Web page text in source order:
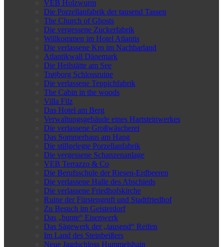
VEB Holzwurm
Die Porzellanfabrik der tausend Tassen
The Church of Ghosts
Die vergessene Zuckerfabrik
Willkommen im Hotel Atlantis
Die verlassene Kro im Nachbarland
Atlantikwall Dänemark
Die Heilstätte am See
Trøjborg Schlossruine
Die verlassene Teppichfabrik
The Cabin in the woods
Villa Filz
Das Hotel am Berg
Verwaltungsgebäude eines Hartsteinwerkes
Die verlassene Großwäscherei
Das Sommerhaus am Hang
Die stillgelegte Porzellanfabrik
Die vergessene Schanzenanlage
VEB Terrazzo & Co
Die Berufsschule der Riesen-Erdbeeren
Die verlassene Halle des Abschieds
Die verlassene Friedhofskirche
Ruine der Fürstengruft und Stadtfriedhof
Zu Besuch im Geisterdorf
Das „bunte“ Eisenwerk
Das Sägewerk der „tausend“ Reifen
Im Land des Steinbeißers
Neue Jagdschloss Hummelshain